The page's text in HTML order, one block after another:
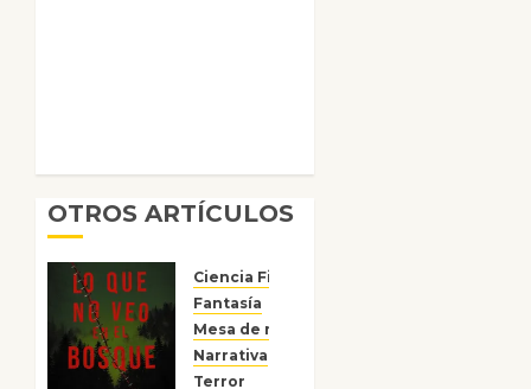
OTROS ARTÍCULOS
Ciencia Ficción
Fantasía
Mesa de novedades
Narrativa
Terror